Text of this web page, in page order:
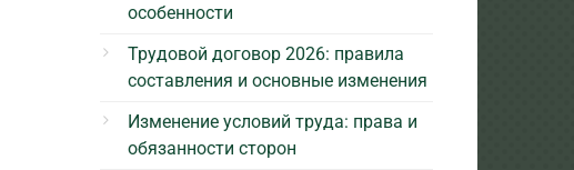
особенности
Трудовой договор 2026: правила
составления и основные изменения
Изменение условий труда: права и
обязанности сторон